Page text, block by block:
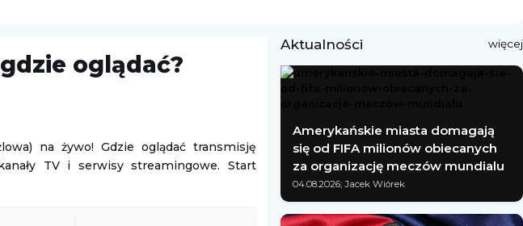
oglądać?
na żywo! Gdzie oglądać transmisję
TV i serwisy streamingowe. Start
Aktualności więcej
Amerykańskie miasta domagają
się od FIFA milionów obiecanych
za organizację meczów mundialu
04.08.2026; Jacek Wiórek